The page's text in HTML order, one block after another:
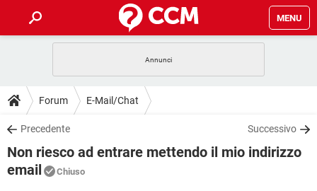
MENU
INTRATTENIMENTO
iOS
INSTAGRAM WHATSAPP
TIKTOK
GUIDE
COVID-19
iOS
DOWNLOAD
COVID-19 GAMING
INTRATTENIMENTO
FORUM
Forum E-Mail/Chat
Precedente Successivo
Non riesco ad entrare mettendo il mio indirizzo
email
Chiuso